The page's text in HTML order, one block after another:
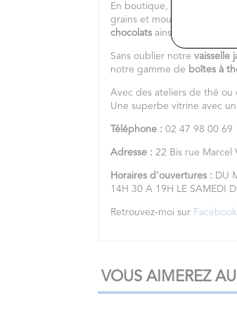
En boutique, vous
grains et moulus sur place,
chocolats ainsi que des
Sans oublier notre vaisselle
notre gamme de boîtes à
Avec des ateliers de thé ou
Une superbe vitrine avec
Téléphone : 02 47 98 00 69
Adresse : 22 Bis rue Marcel
Horaires d'ouvertures : DU
14H 30 A 19H LE SAMEDI
Retrouvez-moi sur Facebook
VOUS AIMEREZ